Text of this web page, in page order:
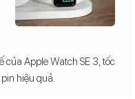
Apple Watch SE 3, tốc
hiệu quả.